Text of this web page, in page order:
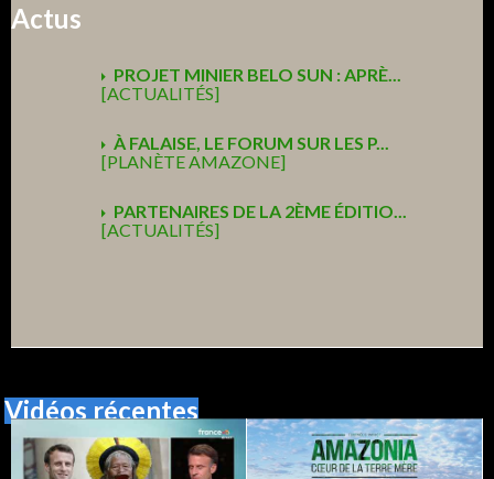
Actus
PROJET MINIER BELO SUN : APRÈ...
[ACTUALITÉS]
À FALAISE, LE FORUM SUR LES P...
[PLANÈTE AMAZONE]
PARTENAIRES DE LA 2ÈME ÉDITIO...
[ACTUALITÉS]
Vidéos récentes